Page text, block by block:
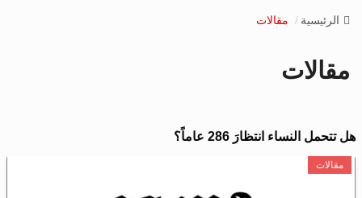
a
o
الرئيسية مقالات
مقالات
هل تتحمل النساء انتظارَ 286 عاماً؟
مقالات